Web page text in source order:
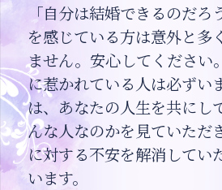
「自分は結婚できるのだ
を感じている方は意外と多
ません。安心してください
に惹かれている人は必ずい
は、あなたの人生を共にし
んな人なのかを見ていただ
に対する不安を解消してい
います。